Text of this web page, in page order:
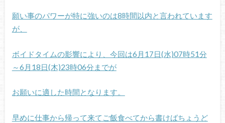
願い事のパワーが特に強いのは8時間以内と言われています
が、
ボイドタイムの影響により、今回は6月17日(水)07時51分
～6月18日(木)23時06分までが
お願いに適した時間となります。
早めに仕事から帰って来てご飯食べてから書けばちょうど